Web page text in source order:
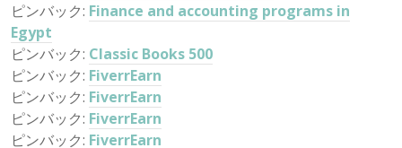
ピンバック: Finance and accounting programs in
Egypt
ピンバック: Classic Books 500
ピンバック: FiverrEarn
ピンバック: FiverrEarn
ピンバック: FiverrEarn
ピンバック: FiverrEarn